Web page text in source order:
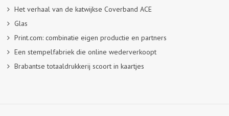
Het verhaal van de katwijkse Coverband ACE
Glas
Print.com: combinatie eigen productie en partners
Een stempelfabriek die online wederverkoopt
Brabantse totaaldrukkerij scoort in kaartjes